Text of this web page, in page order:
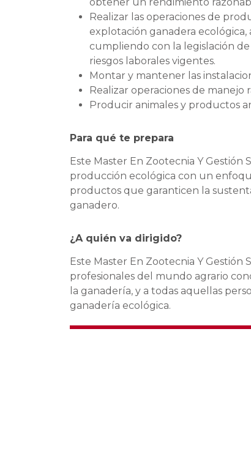
Realizar las operaciones de
explotación ganadera
cumpliendo con la legislación
riesgos laborales vigentes.
Montar y mantener las
Realizar operaciones de manejo
Producir animales y productos
Para qué te prepara
Este Master En Zootecnia Y Gestión
producción ecológica con un
productos que garanticen la
ganadero.
¿A quién va dirigido?
Este Master En Zootecnia Y Gestión
profesionales del mundo agrario
la ganadería, y a todas aquellas
ganadería ecológica.